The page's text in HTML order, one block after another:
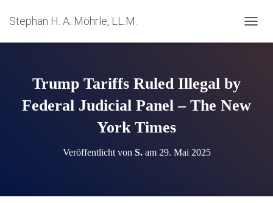
Stephan H. A. Möhrle, LL.M.
A
Trump Tariffs Ruled Illegal by
Federal Judicial Panel – The New
York Times
Veröffentlicht von S.am 29. Mai 2025